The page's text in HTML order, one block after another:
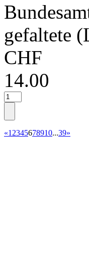
gefaltete
CHF
14.00
«1 2345678910...39»